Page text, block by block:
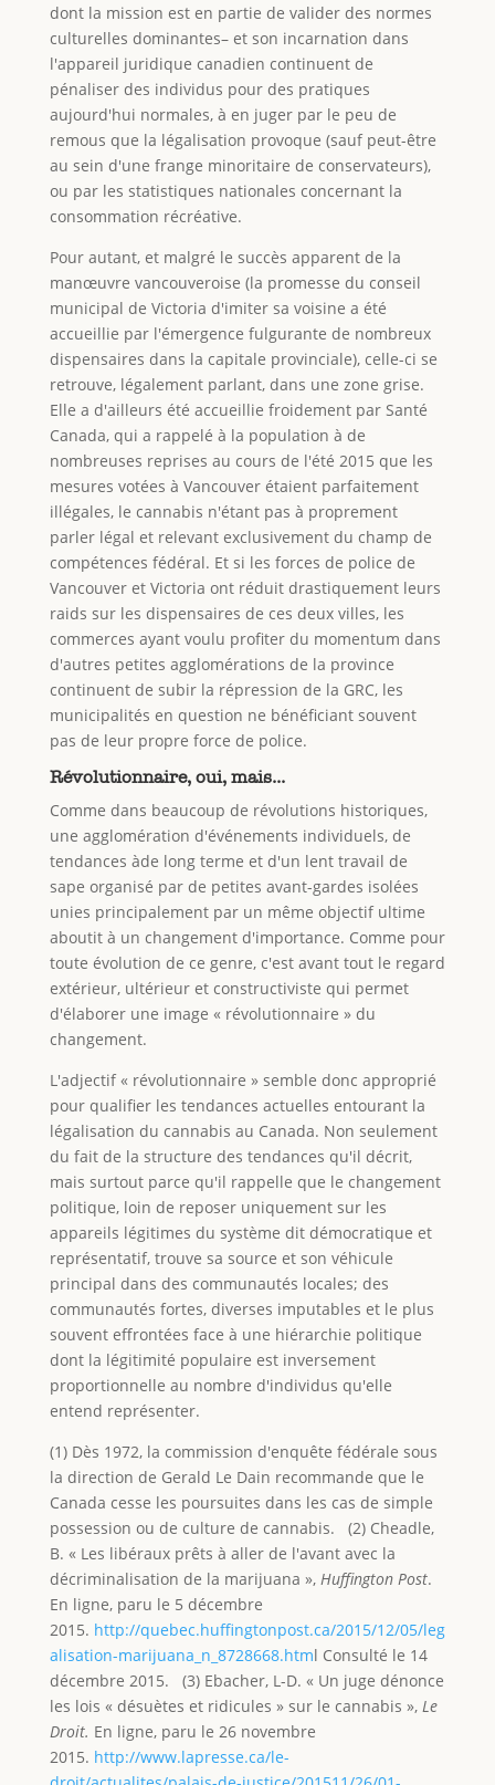
dont la mission est en partie de valider des normes
culturelles dominantes– et son incarnation dans
l'appareil juridique canadien continuent de
pénaliser des individus pour des pratiques
aujourd'hui normales, à en juger par le peu de
remous que la légalisation provoque (sauf peut-être
au sein d'une frange minoritaire de conservateurs),
ou par les statistiques nationales concernant la
consommation récréative.
Pour autant, et malgré le succès apparent de la
manœuvre vancouveroise (la promesse du conseil
municipal de Victoria d'imiter sa voisine a été
accueillie par l'émergence fulgurante de nombreux
dispensaires dans la capitale provinciale), celle-ci se
retrouve, légalement parlant, dans une zone grise.
Elle a d'ailleurs été accueillie froidement par Santé
Canada, qui a rappelé à la population à de
nombreuses reprises au cours de l'été 2015 que les
mesures votées à Vancouver étaient parfaitement
illégales, le cannabis n'étant pas à proprement
parler légal et relevant exclusivement du champ de
compétences fédéral. Et si les forces de police de
Vancouver et Victoria ont réduit drastiquement leurs
raids sur les dispensaires de ces deux villes, les
commerces ayant voulu profiter du momentum dans
d'autres petites agglomérations de la province
continuent de subir la répression de la GRC, les
municipalités en question ne bénéficiant souvent
pas de leur propre force de police.
Révolutionnaire, oui, mais...
Comme dans beaucoup de révolutions historiques,
une agglomération d'événements individuels, de
tendances àde long terme et d'un lent travail de
sape organisé par de petites avant-gardes isolées
unies principalement par un même objectif ultime
aboutit à un changement d'importance. Comme pour
toute évolution de ce genre, c'est avant tout le regard
extérieur, ultérieur et constructiviste qui permet
d'élaborer une image « révolutionnaire » du
changement.
L'adjectif « révolutionnaire » semble donc approprié
pour qualifier les tendances actuelles entourant la
légalisation du cannabis au Canada. Non seulement
du fait de la structure des tendances qu'il décrit,
mais surtout parce qu'il rappelle que le changement
politique, loin de reposer uniquement sur les
appareils légitimes du système dit démocratique et
représentatif, trouve sa source et son véhicule
principal dans des communautés locales; des
communautés fortes, diverses imputables et le plus
souvent effrontées face à une hiérarchie politique
dont la légitimité populaire est inversement
proportionnelle au nombre d'individus qu'elle
entend représenter.
(1) Dès 1972, la commission d'enquête fédérale sous
la direction de Gerald Le Dain recommande que le
Canada cesse les poursuites dans les cas de simple
possession ou de culture de cannabis. (2) Cheadle,
B. « Les libéraux prêts à aller de l'avant avec la
décriminalisation de la marijuana », Huffington Post.
En ligne, paru le 5 décembre
2015. http://quebec.huffingtonpost.ca/2015/12/05/leg
alisation-marijuana_n_8728668.html Consulté le 14
décembre 2015. (3) Ebacher, L-D. « Un juge dénonce
les lois « désuètes et ridicules » sur le cannabis », Le
Droit. En ligne, paru le 26 novembre
2015. http://www.lapresse.ca/le-